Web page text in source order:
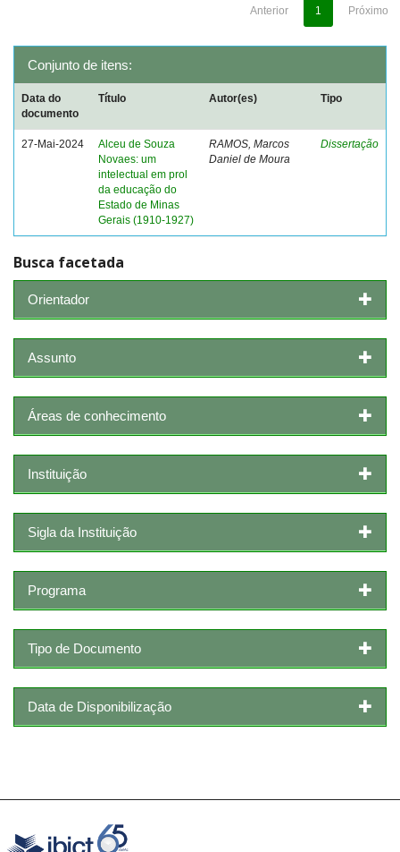
Anterior 1 Próximo
Conjunto de itens:
Data do
documento
Título Autor(es) Tipo
27-Mai-2024
Alceu de Souza
Novaes: um
intelectual em prol
da educação do
Estado de Minas
Gerais (1910-1927)
RAMOS, Marcos
Daniel de Moura
Dissertação
Busca facetada
Orientador
Assunto
Áreas de conhecimento
Instituição
Sigla da Instituição
Programa
Tipo de Documento
Data de Disponibilização